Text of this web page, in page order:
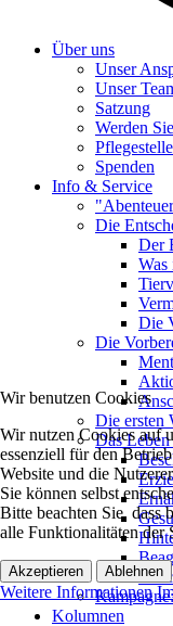
Über uns
Unser
Unser
Satzung
Werden
Spenden
Info & Service
Die
Der
Was
Die
Die
Die ersten
Das
Kolumnen
Wir benutzen Cookies
Wir nutzen Cookies auf
essenziell für den
Website und die
Sie können selbst
Bitte beachten Sie,
alle Funktionalitäten der
Akzeptieren Ablehnen
Weitere Informationen